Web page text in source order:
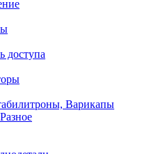
доступа
Варикапы